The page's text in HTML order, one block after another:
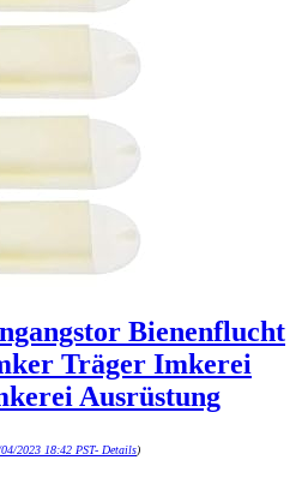
Bienenflucht
Träger Imkerei
Ausrüstung
2023 18:42 PST- Details)